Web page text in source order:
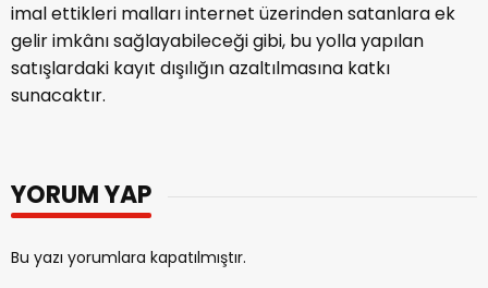
imal ettikleri malları internet üzerinden satanlara ek
gelir imkânı sağlayabileceği gibi, bu yolla yapılan
satışlardaki kayıt dışılığın azaltılmasına katkı
sunacaktır.
YORUM YAP
Bu yazı yorumlara kapatılmıştır.